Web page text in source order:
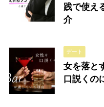
践で使え
介
デート
女を落と
口説くの